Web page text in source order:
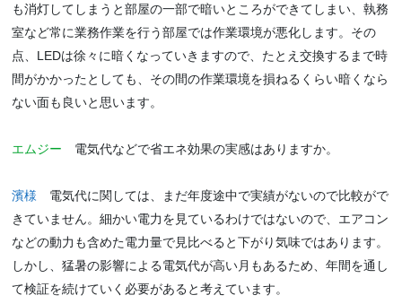
も消灯してしまうと部屋の一部で暗いところができてしまい、執務
室など常に業務作業を行う部屋では作業環境が悪化します。その
点、LEDは徐々に暗くなっていきますので、たとえ交換するまで時
間がかかったとしても、その間の作業環境を損ねるくらい暗くなら
ない面も良いと思います。
エムジー 電気代などで省エネ効果の実感はありますか。
濱様 電気代に関しては、まだ年度途中で実績がないので比較がで
きていません。細かい電力を見ているわけではないので、エアコン
などの動力も含めた電力量で見比べると下がり気味ではあります。
しかし、猛暑の影響による電気代が高い月もあるため、年間を通し
て検証を続けていく必要があると考えています。